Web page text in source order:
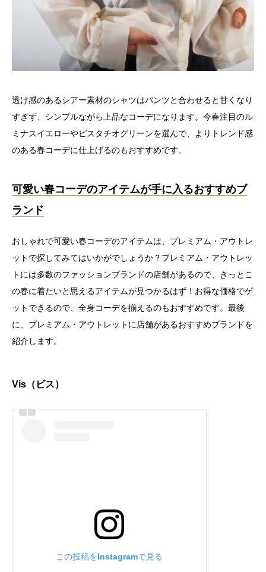
透け感のあるシアー素材のシャツはパンツと合わせると甘くなり
すぎず、シンプルながら上品なコーデになります。今春注目のル
ミナスイエローやピスタチオグリーンを選んで、よりトレンド感
のある春コーデに仕上げるのもおすすめです。
可愛い春コーデのアイテムが手に入るおすすめブ
ランド
おしゃれで可愛い春コーデのアイテムは、プレミアム・アウトレ
ットで探してみてはいかがでしょうか？プレミアム・アウトレッ
トには多数のファッションブランドの店舗があるので、きっとこ
の春に着たいと思えるアイテムが見つかるはず！お得な価格でゲ
ットできるので、全身コーデを揃えるのもおすすめです。最後
に、プレミアム・アウトレットに店舗があるおすすめブランドを
紹介します。
Vis（ビス）
この投稿をInstagramで見る